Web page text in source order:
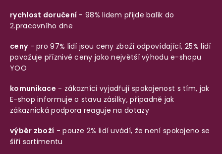
rychlost doručení - 98% lidem přijde balík do
2.pracovního dne
ceny- pro 97% lidí jsou ceny zboží odpovídající, 25% lidí
považuje příznivé ceny jako největší výhodu e-shopu
YOO
komunikace - zákazníci vyjadřují spokojenost s tím, jak
E-shop informuje o stavu zásilky, případně jak
zákaznická podpora reaguje na dotazy
výběr zboží - pouze 2% lidí uvádí, že není spokojeno se
šíří sortimentu